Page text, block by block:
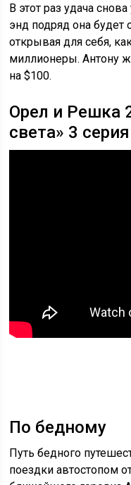
В этот раз удача
энд подряд она будет
открывая для себя,
миллионеры. Антону
на $100.
Орел и Решка
света» 3
По бедному
Путь бедного
поездки автостопом